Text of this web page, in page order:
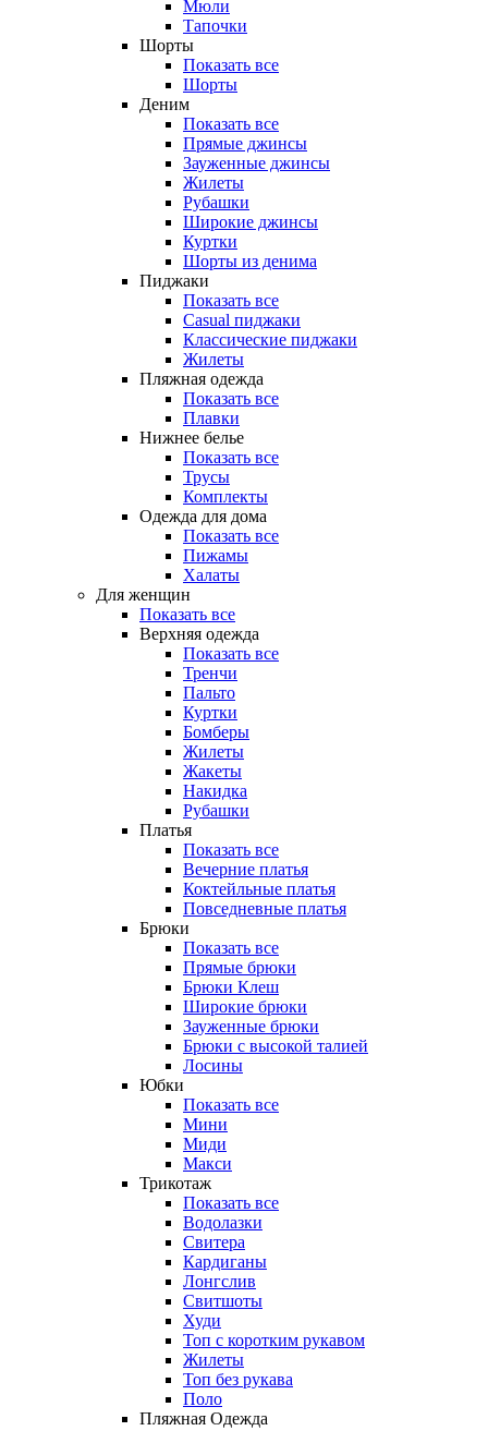
Мюли
Тапочки
Шорты
Показать все
Шорты
Деним
Показать все
Прямые джинсы
Зауженные джинсы
Жилеты
Рубашки
Широкие джинсы
Куртки
Шорты из денима
Пиджаки
Показать все
Casual пиджаки
Классические пиджаки
Жилеты
Пляжная одежда
Показать все
Плавки
Нижнее белье
Показать все
Трусы
Комплекты
Одежда для дома
Показать все
Пижамы
Халаты
Для женщин
Показать все
Верхняя одежда
Показать все
Тренчи
Пальто
Куртки
Бомберы
Жилеты
Жакеты
Накидка
Рубашки
Платья
Показать все
Вечерние платья
Коктейльные платья
Повседневные платья
Брюки
Показать все
Прямые брюки
Брюки Клеш
Широкие брюки
Зауженные брюки
Брюки с высокой талией
Лосины
Юбки
Показать все
Мини
Миди
Макси
Трикотаж
Показать все
Водолазки
Свитера
Кардиганы
Лонгслив
Свитшоты
Худи
Топ с коротким рукавом
Жилеты
Топ без рукава
Поло
Пляжная Одежда